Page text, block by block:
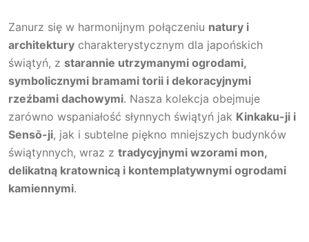
Zanurz się w harmonijnym połączeniu natury i
architektury charakterystycznym dla japońskich
świątyń, z starannie utrzymanymi ogrodami,
symbolicznymi bramami torii i dekoracyjnymi
rzeźbami dachowymi. Nasza kolekcja obejmuje
zarówno wspaniałość słynnych świątyń jak Kinkaku-ji i
Sensō-ji, jak i subtelne piękno mniejszych budynków
świątynnych, wraz z tradycyjnymi wzorami mon,
delikatną kratownicą i kontemplatywnymi ogrodami
kamiennymi.